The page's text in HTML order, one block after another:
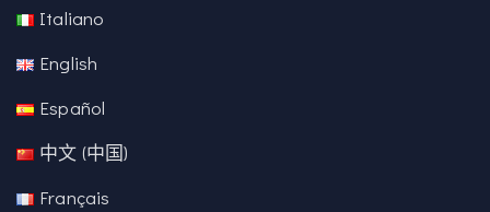
Italiano
English
Español
中文 (中国)
Français